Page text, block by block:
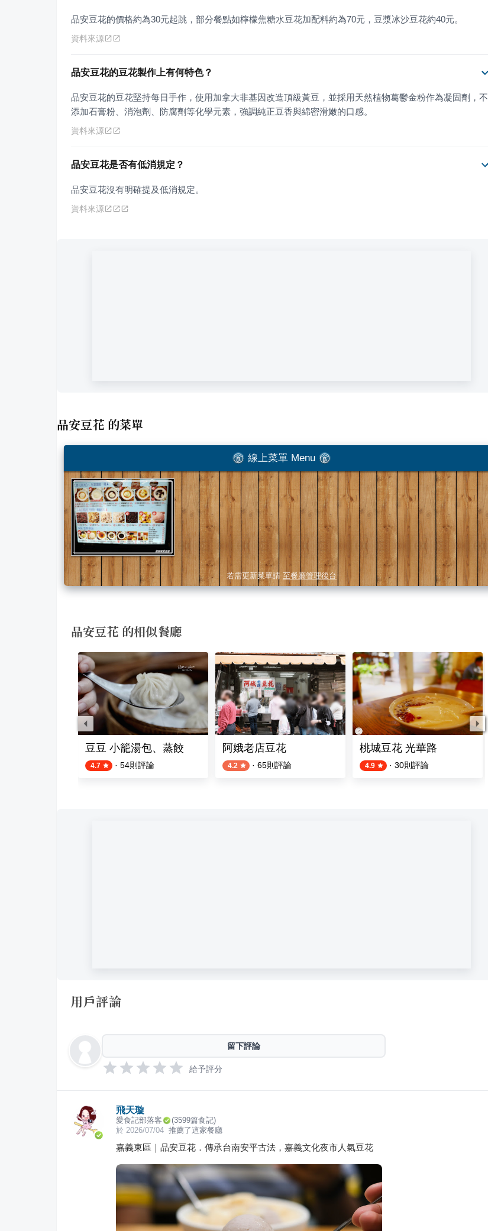
品安豆花的價格約為30元起跳，部分餐點如檸檬焦糖水豆花加配料約為70元，豆漿冰沙豆花約40元。
資料來源
品安豆花的豆花製作上有何特色？
品安豆花的豆花堅持每日手作，使用加拿大非基因改造頂級黃豆，並採用天然植物葛鬱金粉作為凝固劑，不
添加石膏粉、消泡劑、防腐劑等化學元素，強調純正豆香與綿密滑嫩的口感。
資料來源
品安豆花是否有低消規定？
品安豆花沒有明確提及低消規定。
資料來源
品安豆花 的菜單
線上菜單 Menu
若需更新菜單請 至餐廳管理後台
品安豆花 的相似餐廳
牛雜湯 嘉義王媽媽牛雜湯豆豆 小籠湯包、蒸餃
4.7 · 54則評論
阿娥老店豆花
4.2 · 65則評論
桃城豆花 光華路
4.9 · 30則評論
用戶評論
留下評論
給予評分
飛天璇
愛食記部落客 (3599篇食記)
於 2026/07/04 推薦了這家餐廳
嘉義東區｜品安豆花．傳承台南安平古法，嘉義文化夜市人氣豆花